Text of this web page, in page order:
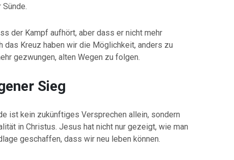
der Kampf aufhört, aber dass er nicht mehr
das Kreuz haben wir die Möglichkeit, anders zu
gezwungen, alten Wegen zu folgen.
Sieg
ist kein zukünftiges Versprechen allein, sondern
in Christus. Jesus hat nicht nur gezeigt, wie man
geschaffen, dass wir neu leben können.